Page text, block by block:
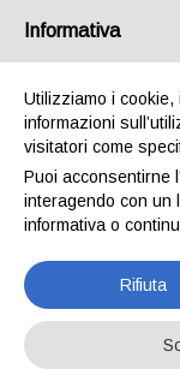
Informativa
Utilizziamo i
informazioni
visitatori come
Puoi acconsentirne
interagendo con un
informativa o
Rifiuta